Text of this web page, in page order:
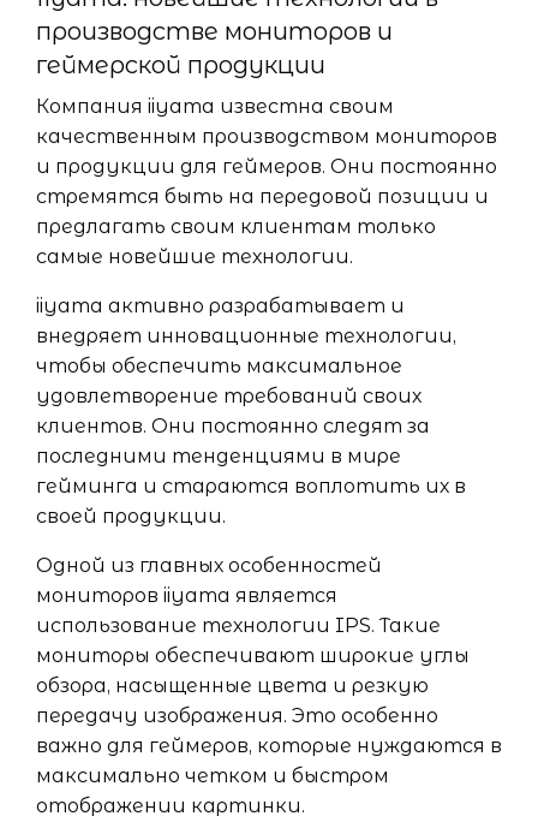
производстве мониторов и
геймерской продукции
Компания iiyama известна своим
качественным производством мониторов
и продукции для геймеров. Они постоянно
стремятся быть на передовой позиции и
предлагать своим клиентам только
самые новейшие технологии.
iiyama активно разрабатывает и
внедряет инновационные технологии,
чтобы обеспечить максимальное
удовлетворение требований своих
клиентов. Они постоянно следят за
последними тенденциями в мире
гейминга и стараются воплотить их в
своей продукции.
Одной из главных особенностей
мониторов iiyama является
использование технологии IPS. Такие
мониторы обеспечивают широкие углы
обзора, насыщенные цвета и резкую
передачу изображения. Это особенно
важно для геймеров, которые нуждаются в
максимально четком и быстром
отображении картинки.